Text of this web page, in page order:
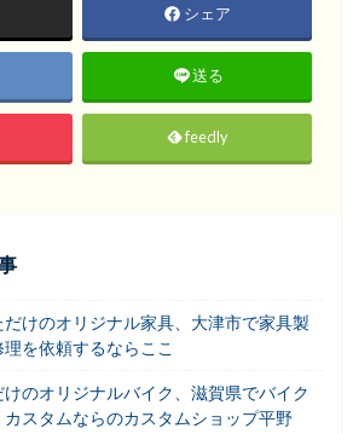
シェア
送る
feedly
だけのオリジナル家具、大津市で家具製
を依頼するならここ
けのオリジナルバイク、滋賀県でバイク
カスタムならのカスタムショップ平野